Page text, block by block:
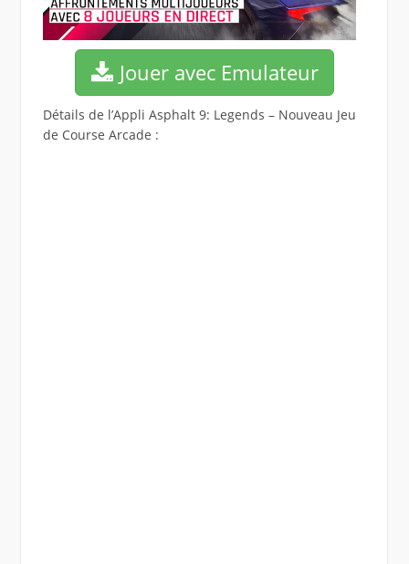
Jouer avec Emulateur
Détails de l’Appli Asphalt 9: Legends – Nouveau Jeu
de Course Arcade :